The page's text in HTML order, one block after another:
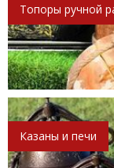
Топоры ручной
Казаны и печи